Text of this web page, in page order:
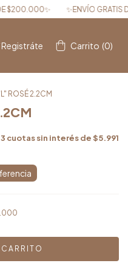
GRATIS DESDE $200.000✨
Registráte Carrito (0)
ROSÉ 2.2CM
3 cuotas sin interés de$5.991